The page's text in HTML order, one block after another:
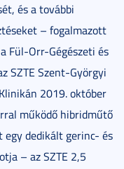
és a további
– fogalmazott
Fül-Orr-Gégészeti és
SZTE Szent-Györgyi
2019. október
működő hibridműtő
egy dedikált gerinc- és
– az SZTE 2,5